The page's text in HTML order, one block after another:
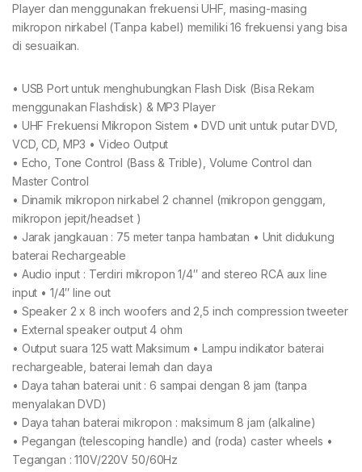
Player dan menggunakan frekuensi UHF, masing-masing
mikropon nirkabel (Tanpa kabel) memiliki 16 frekuensi yang bisa
di sesuaikan.
• USB Port untuk menghubungkan Flash Disk (Bisa Rekam
menggunakan Flashdisk) & MP3 Player
• UHF Frekuensi Mikropon Sistem • DVD unit untuk putar DVD,
VCD, CD, MP3 • Video Output
• Echo, Tone Control (Bass & Trible), Volume Control dan
Master Control
• Dinamik mikropon nirkabel 2 channel (mikropon genggam,
mikropon jepit/headset )
• Jarak jangkauan : 75 meter tanpa hambatan • Unit didukung
baterai Rechargeable
• Audio input : Terdiri mikropon 1/4″ and stereo RCA aux line
input • 1/4″ line out
• Speaker 2 x 8 inch woofers and 2,5 inch compression tweeter
• External speaker output 4 ohm
• Output suara 125 watt Maksimum • Lampu indikator baterai
rechargeable, baterai lemah dan daya
• Daya tahan baterai unit : 6 sampai dengan 8 jam (tanpa
menyalakan DVD)
• Daya tahan baterai mikropon : maksimum 8 jam (alkaline)
• Pegangan (telescoping handle) and (roda) caster wheels •
Tegangan : 110V/220V 50/60Hz